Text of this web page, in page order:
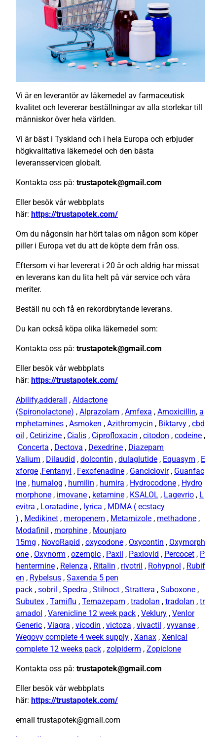
Vi är en leverantör av läkemedel av farmaceutisk
kvalitet och levererar beställningar av alla storlekar till
människor över hela världen.
Vi är bäst i Tyskland och i hela Europa och erbjuder
högkvalitativa läkemedel och den bästa
leveransservicen globalt.
Kontakta oss på: trustapotek@gmail.com
Eller besök vår webbplats
här: https://trustapotek.com/
Om du någonsin har hört talas om någon som köper
piller i Europa vet du att de köpte dem från oss.
Eftersom vi har levererat i 20 år och aldrig har missat
en leverans kan du lita helt på vår service och våra
meriter.
Beställ nu och få en rekordbrytande leverans.
Du kan också köpa olika läkemedel som:
Kontakta oss på: trustapotek@gmail.com
Eller besök vår webbplats
här: https://trustapotek.com/
Abilify,adderall , Aldactone
(Spironolactone) , Alprazolam , Amfexa , Amoxicillin, a
mphetamines , Asmoken , Azithromycin , Biktarvy , cbd
oil , Cetirizine , Cialis , Ciprofloxacin , citodon , codeine ,
Concerta , Dectova , Dexedrine , Diazepam
Valium , Dilaudid , dolcontin , dulaglutide , Equasym , E
xforge ,Fentanyl , Fexofenadine , Ganciclovir, Guanfac
ine , humalog , humilin , humira , Hydrocodone , Hydro
morphone , imovane , ketamine , KSALOL , Lagevrio , L
evitra , Loratadine , lyrica , MDMA ( ecstacy
) , Medikinet , meropenem , Metamizole , methadone ,
Modafinil , morphine , Mounjaro
15mg , NovoRapid , oxycodone , Oxycontin , Oxymorph
one , Oxynorm , ozempic , Paxil , Paxlovid , Percocet , P
hentermine , Relenza , Ritalin , rivotril , Rohypnol , Rubif
en , Rybelsus , Saxenda 5 pen
pack , sobril , Spedra , Stilnoct , Strattera , Suboxone ,
Subutex , Tamiflu , Temazepam , tradolan , tradolan , tr
amadol , Varenicline 12 week pack , Veklury , Venlor
Generic , Viagra , vicodin , victoza , vivactil , vyvanse ,
Wegovy complete 4 week supply , Xanax , Xenical
complete 12 weeks pack , zolpiderm , Zopiclone
Kontakta oss på: trustapotek@gmail.com
Eller besök vår webbplats
här: https://trustapotek.com/
email trustapotek@gmail.com